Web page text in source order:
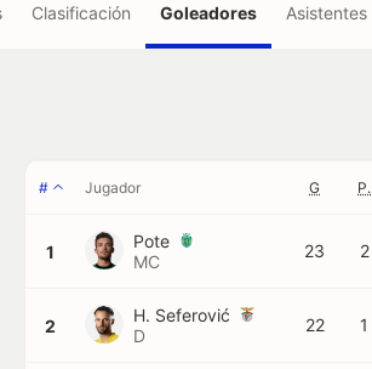
Clasificación Goleadores Asistentes
# Jugador G P.
1
Pote
MC
23 2
2
H. Seferović
D
22 1